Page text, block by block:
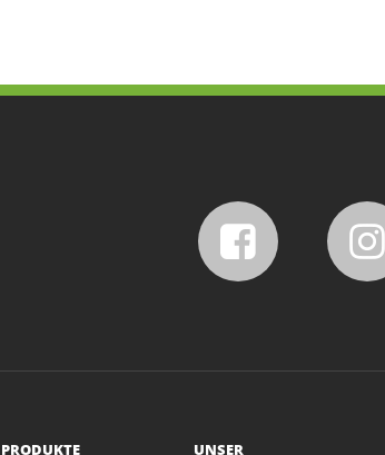
PRODUKTE
UNSER